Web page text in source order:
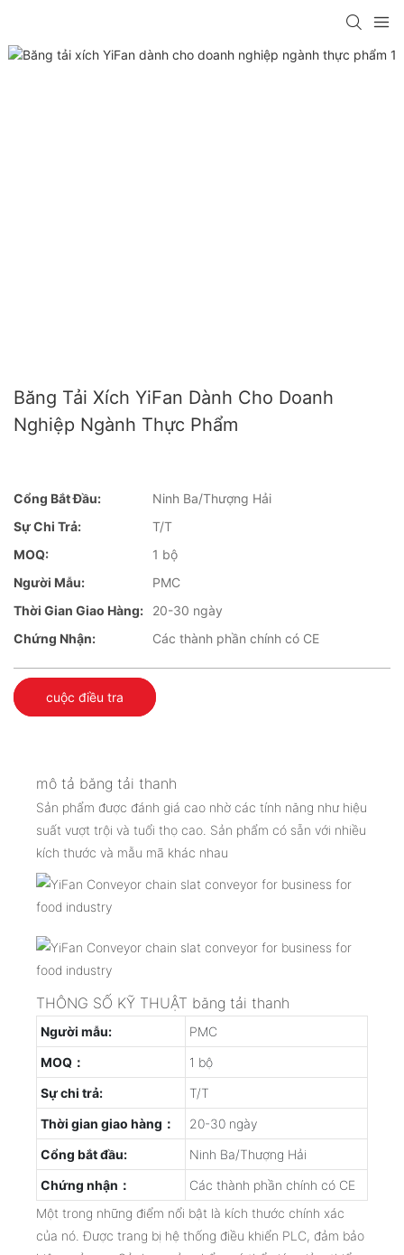
Băng Tải Xích YiFan Dành Cho Doanh
Nghiệp Ngành Thực Phẩm
Cổng Bắt Đầu:
Ninh Ba/Thượng Hải
Sự Chi Trả:
T/T
MOQ:
1 bộ
Người Mẫu:
PMC
Thời Gian Giao Hàng:
20-30 ngày
Chứng Nhận:
Các thành phần chính có CE
cuộc điều tra
mô tả băng tải thanh
Sản phẩm được đánh giá cao nhờ các tính năng như hiệu
suất vượt trội và tuổi thọ cao. Sản phẩm có sẵn với nhiều
kích thước và mẫu mã khác nhau
THÔNG SỐ KỸ THUẬT băng tải thanh
Người mẫu:
PMC
MOQ：
1 bộ
Sự chi trả:
T/T
Thời gian giao hàng：
20-30 ngày
Cổng bắt đầu:
Ninh Ba/Thượng Hải
Chứng nhận：
Các thành phần chính có CE
Một trong những điểm nổi bật là kích thước chính xác
của nó. Được trang bị hệ thống điều khiển PLC, đảm bảo